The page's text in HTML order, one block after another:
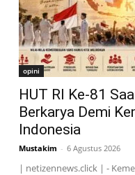
opini
HUT RI Ke-81
Berkarya Demi
Indonesia
Mustakim - 6 Agustus 2026
| netizennews.click | -